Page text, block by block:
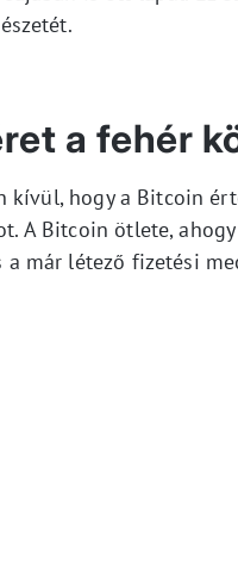
a fehér
kívül, hogy a Bitcoin
A Bitcoin ötlete,
már létező fizetési